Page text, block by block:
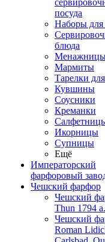
посуда
Наборы
блюда
Мармиты
Тарелки
Кувшины
Соусники
Креманки
Икорницы
Супницы
Ещё
Императорский
фарфоровый
Чешский фарфор
Чешский
Thun 1794
Чешский
Roman